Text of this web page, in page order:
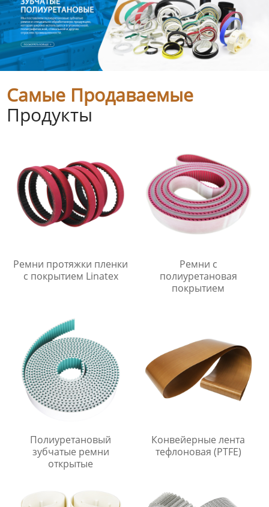
Самые Продаваемые
Продукты
Ремни протяжки пленки
с покрытием Linatex
Ремни с
полиуретановая
покрытием
Полиуретановый
зубчатые ремни
открытые
Конвейерные лента
тефлоновая (PTFE)